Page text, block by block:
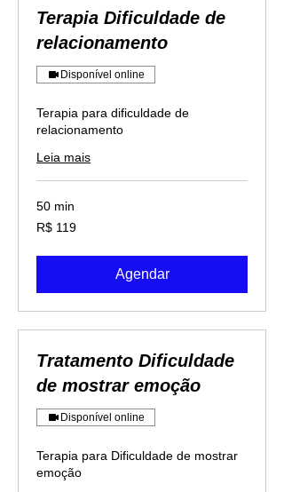
Terapia Dificuldade de
relacionamento
Disponível online
Terapia para dificuldade de
relacionamento
Leia mais
50 min
119
Reais
R$ 119
Agendar
Tratamento Dificuldade
de mostrar emoção
Disponível online
Terapia para Dificuldade de mostrar
emoção